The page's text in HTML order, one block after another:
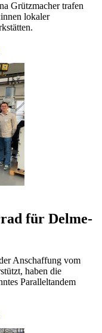
Grützmacher trafen
lokaler
für Delme-
Anschaffung vom
haben die
Paralleltandem